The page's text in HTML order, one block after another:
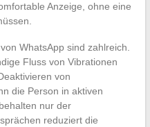
Anzeige, ohne eine
WhatsApp sind zahlreich.
Fluss von Vibrationen
von
die Person in aktiven
nur der
reduziert die